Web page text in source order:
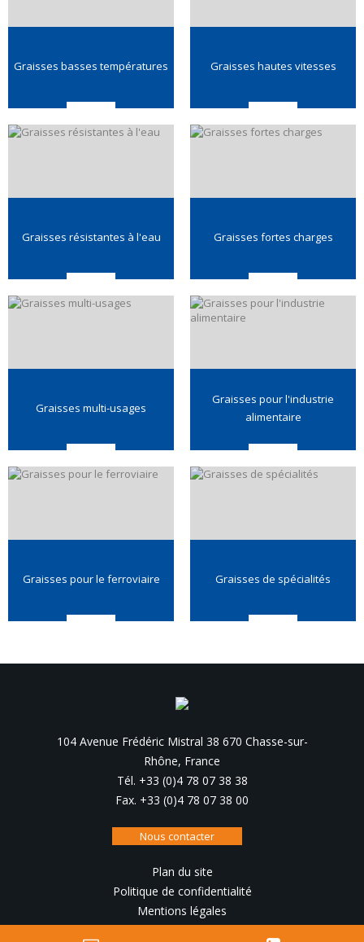
Graisses basses températures Graisses hautes vitesses
Graisses résistantes à l'eau Graisses fortes charges
Graisses multi-usages
Graisses pour l'industrie
alimentaire
Graisses pour le ferroviaire Graisses de spécialités
104 Avenue Frédéric Mistral 38 670 Chasse-sur-
Rhône, France
Tél. +33 (0)4 78 07 38 38
Fax. +33 (0)4 78 07 38 00
Nous contacter
Plan du site
Politique de confidentialité
Mentions légales